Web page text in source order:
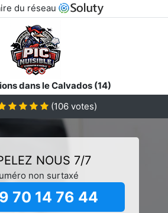
du réseau
dans le Calvados (14)
(106 votes)
NOUS 7/7
non surtaxé
70 14 76 44